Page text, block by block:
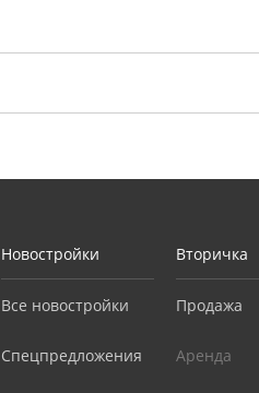
Новостройки
Все новостройки
Спецпредложения
Вторичка
Продажа
Аренда